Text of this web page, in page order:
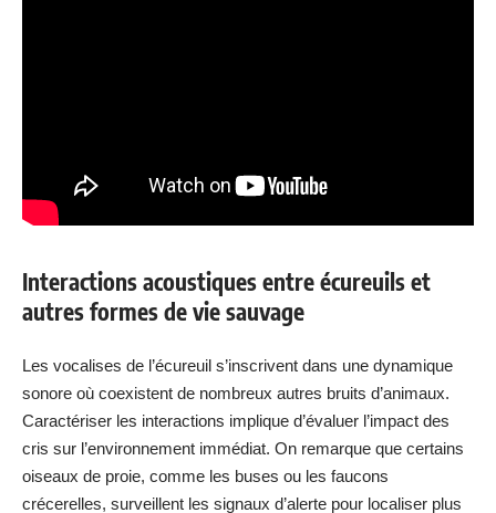
Interactions acoustiques entre écureuils et
autres formes de vie sauvage
Les vocalises de l’écureuil s’inscrivent dans une dynamique
sonore où coexistent de nombreux autres bruits d’animaux.
Caractériser les interactions implique d’évaluer l’impact des
cris sur l’environnement immédiat. On remarque que certains
oiseaux de proie, comme les buses ou les faucons
crécerelles, surveillent les signaux d’alerte pour localiser plus